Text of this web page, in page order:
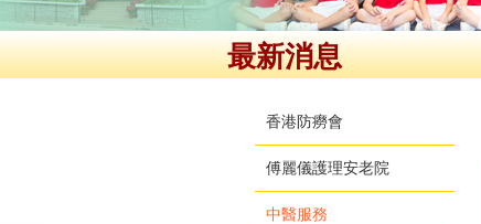
最新消息
香港防癆會
傅麗儀護理安老院
中醫服務